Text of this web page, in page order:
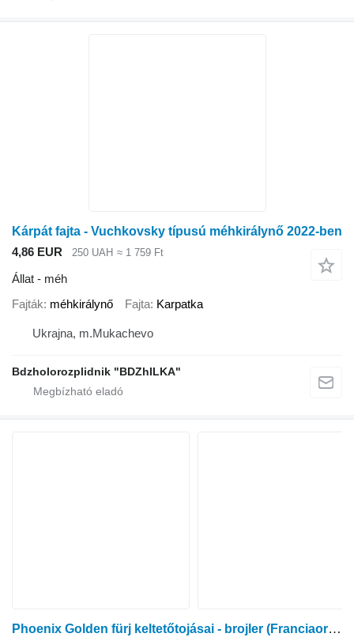
Kárpát fajta - Vuchkovsky típusú méhkirálynő 2022-ben
4,86 EUR
250 UAH ≈ 1 759 Ft
Állat - méh
Fajták méhkirálynő Fajta Karpatka
Ukrajna, m.Mukachevo
Bdzholorozplidnik "BDZhILKA"
Phoenix Golden fürj keltetőtojásai - brojler (Franciaországban tenyésztett)